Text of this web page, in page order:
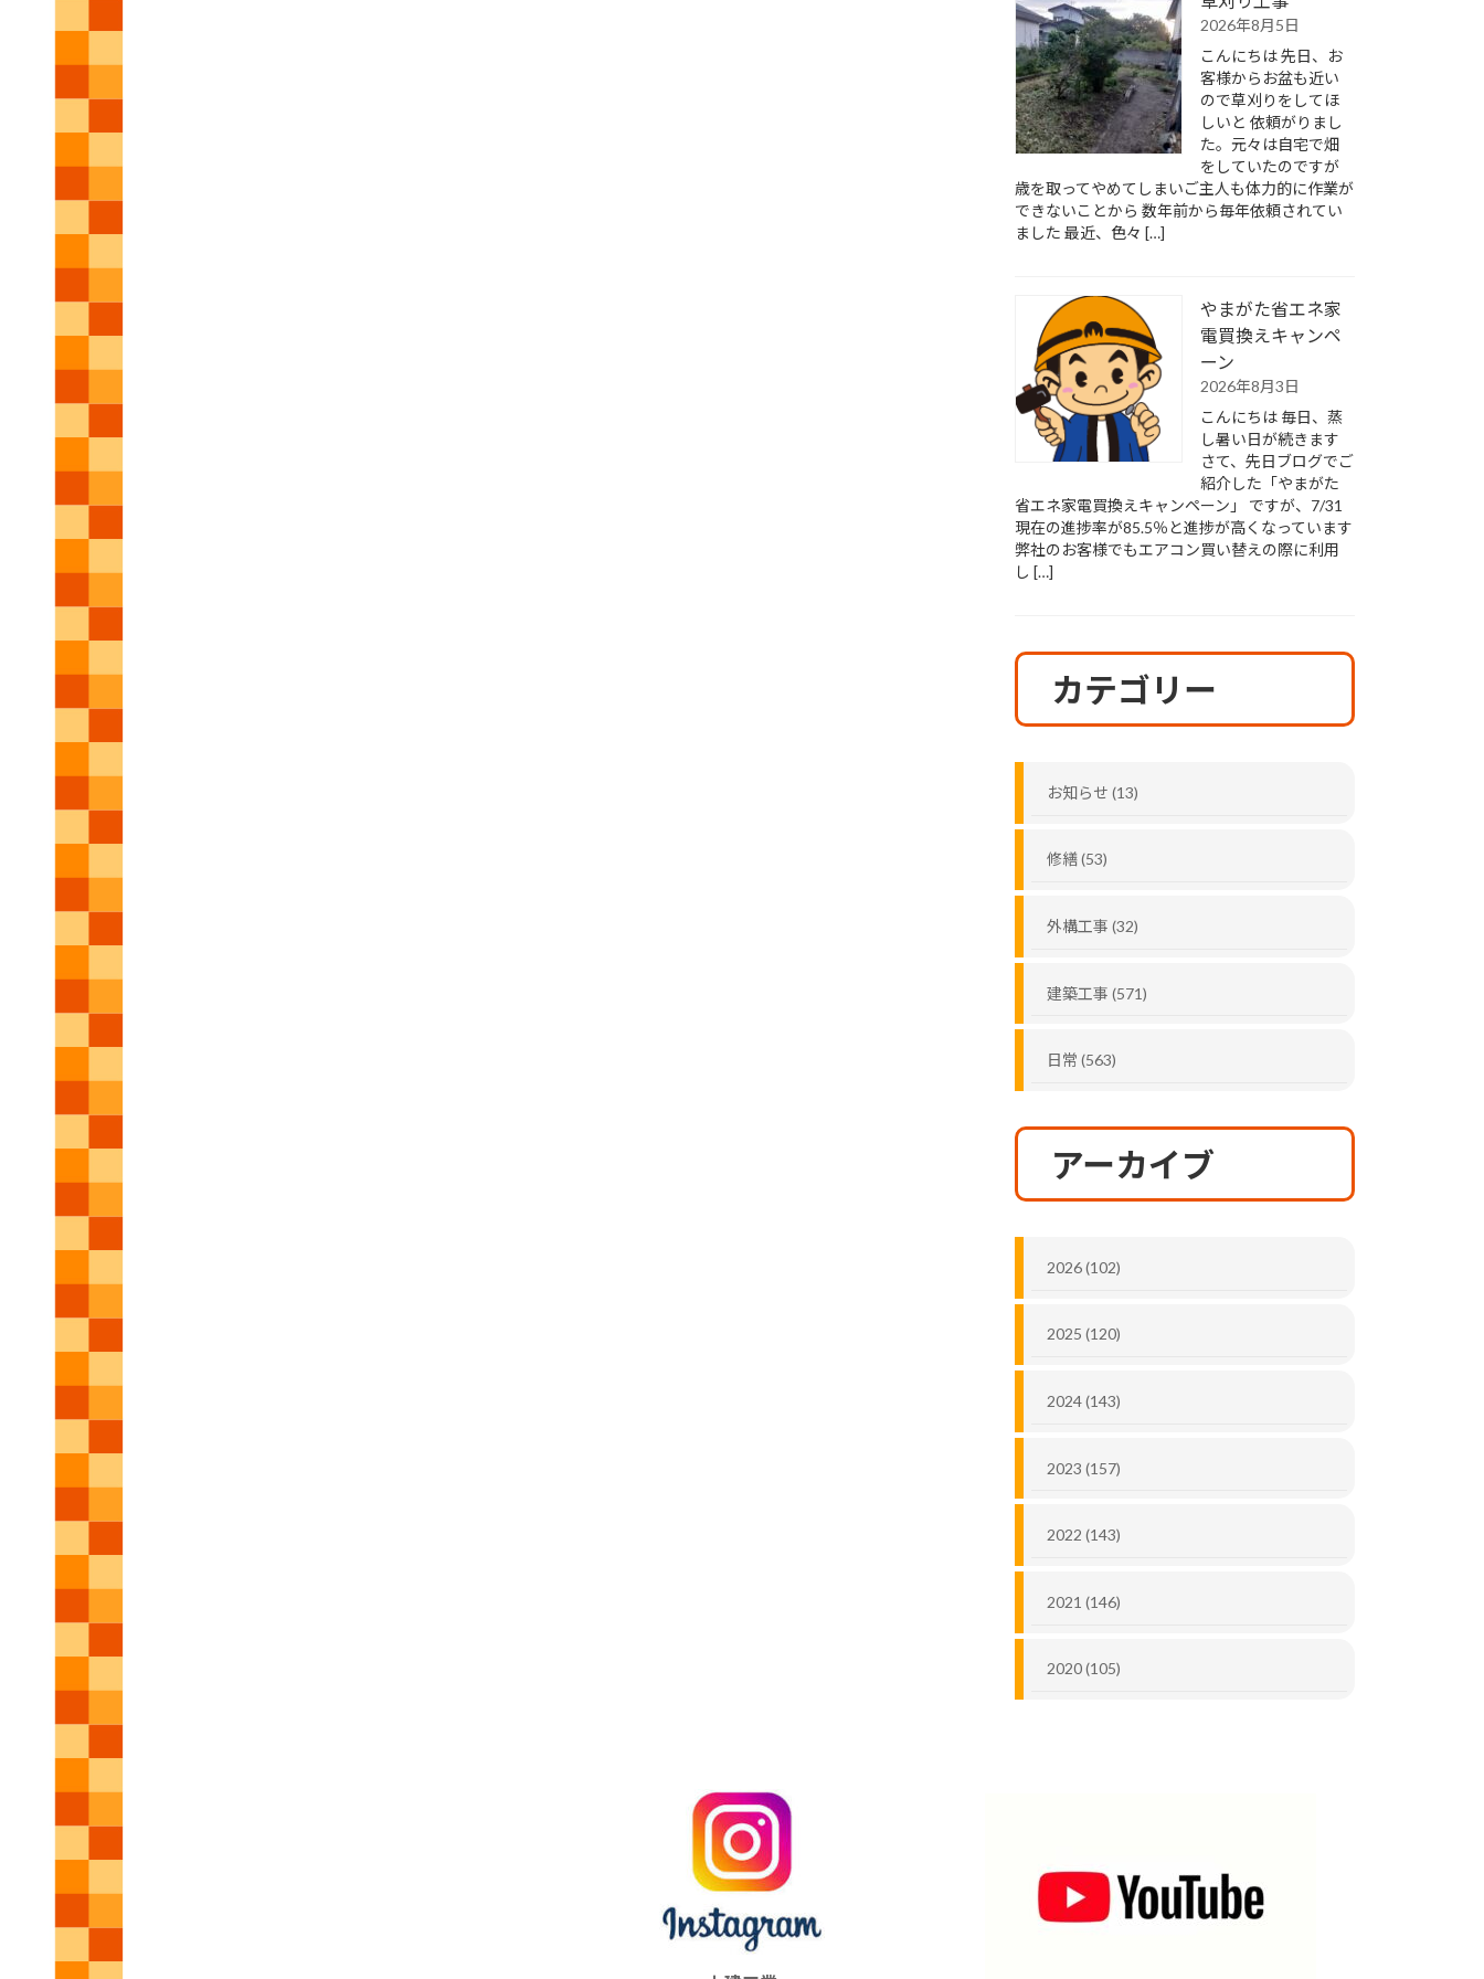
2026年8月5日
こんにちは 先日、お
客様からお盆も近い
ので草刈りをしてほ
しいと 依頼がりまし
た。元々は自宅で畑
をしていたのですが
歳を取ってやめてしまいご主人も体力的に作業が
できないことから 数年前から毎年依頼されてい
ました 最近、色々 […]
やまがた省エネ家
電買換えキャンペ
ーン
2026年8月3日
こんにちは 毎日、蒸
し暑い日が続きます
さて、先日ブログでご
紹介した「やまがた
省エネ家電買換えキャンペーン」 ですが、7/31
現在の進捗率が85.5％と進捗が高くなっています
弊社のお客様でもエアコン買い替えの際に利用
し […]
カテゴリー
お知らせ (13)
修繕 (53)
外構工事 (32)
建築工事 (571)
日常 (563)
アーカイブ
2026 (102)
2025 (120)
2024 (143)
2023 (157)
2022 (143)
2021 (146)
2020 (105)